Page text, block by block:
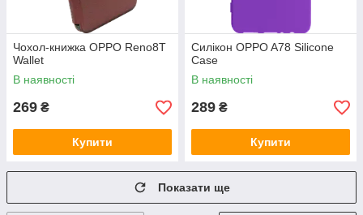
Чохол-книжка OPPO Reno8T
Wallet
В наявності
269 ₴
Купити
Силікон OPPO A78 Silicone
Case
В наявності
289 ₴
Купити
Показати ще